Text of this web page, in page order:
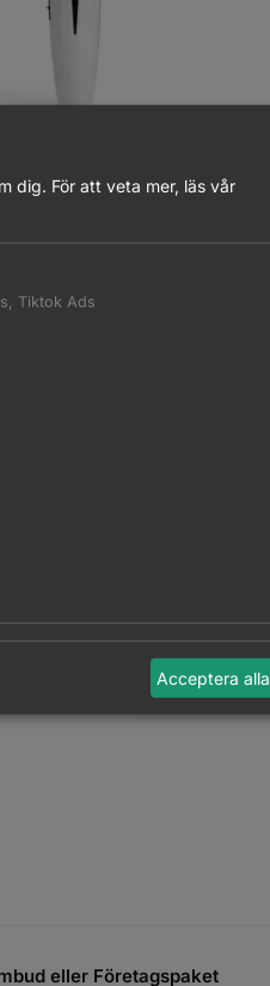
Ghost Onyx Trimmer
Logga in för pris
eller Företagspaket
dig. För att veta mer, läs vår
Tiktok Ads
Acceptera alla